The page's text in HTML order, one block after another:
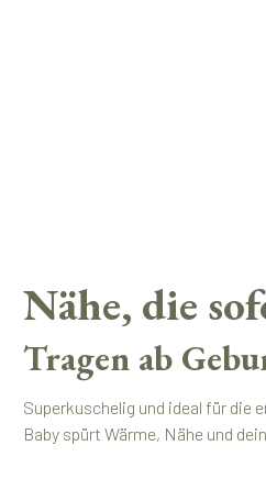
Nähe, die
Tragen ab
Superkuschelig und ideal für
Baby spürt Wärme, Nähe und